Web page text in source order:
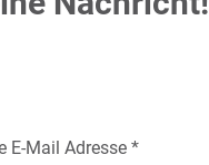
E-Mail Adresse